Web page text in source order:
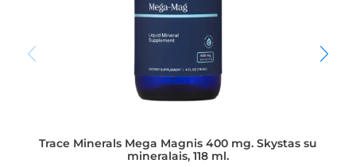
Trace Minerals Mega Magnis 400 mg. Skystas su
mineralais, 118 ml.